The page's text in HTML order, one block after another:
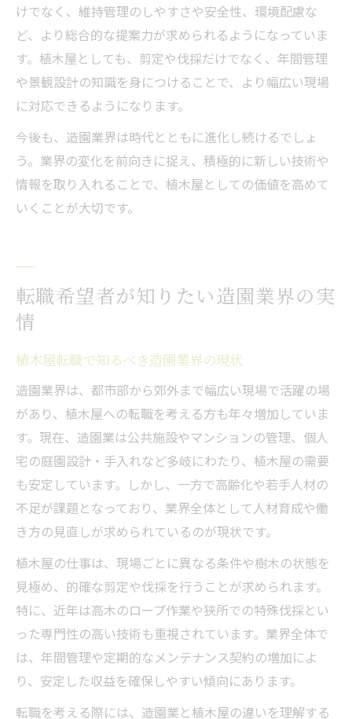
けでなく、維持管理のしやすさや安全性、環境配慮な
ど、より総合的な提案力が求められるようになっていま
す。植木屋としても、剪定や伐採だけでなく、年間管理
や景観設計の知識を身につけることで、より幅広い現場
に対応できるようになります。
今後も、造園業界は時代とともに進化し続けるでしょ
う。業界の変化を前向きに捉え、積極的に新しい技術や
情報を取り入れることで、植木屋としての価値を高めて
いくことが大切です。
転職希望者が知りたい造園業界の実
情
植木屋転職で知るべき造園業界の現状
造園業界は、都市部から郊外まで幅広い現場で活躍の場
があり、植木屋への転職を考える方も年々増加していま
す。現在、造園業は公共施設やマンションの管理、個人
宅の庭園設計・手入れなど多岐にわたり、植木屋の需要
も安定しています。しかし、一方で高齢化や若手人材の
不足が課題となっており、業界全体として人材育成や働
き方の見直しが求められているのが現状です。
植木屋の仕事は、現場ごとに異なる条件や樹木の状態を
見極め、的確な剪定や伐採を行うことが求められます。
特に、近年は高木のロープ作業や狭所での特殊伐採とい
った専門性の高い技術も重視されています。業界全体で
は、年間管理や定期的なメンテナンス契約の増加によ
り、安定した収益を確保しやすい傾向にあります。
転職を考える際には、造園業と植木屋の違いを理解する